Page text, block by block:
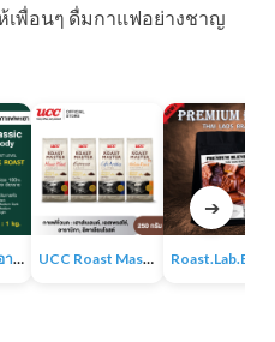
เพื่อนๆ ดื่มกาแฟอย่างชาญ
เมล็ดกาแฟคั่ว อาราบิก้า 100% 1KG UCC Roast Master กาแฟคั่วบด 250 ก.
➔